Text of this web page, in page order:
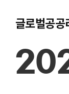
글로벌공